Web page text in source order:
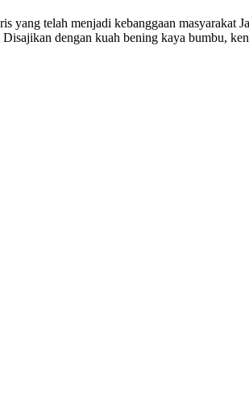
yang telah menjadi kebanggaan
dengan kuah bening kaya bumbu,